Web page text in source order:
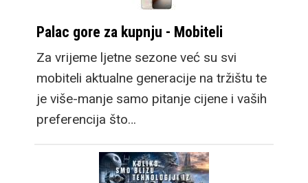
Palac gore za kupnju - Mobiteli
Za vrijeme ljetne sezone već su svi
mobiteli aktualne generacije na tržištu te
je više-manje samo pitanje cijene i vaših
preferencija što…